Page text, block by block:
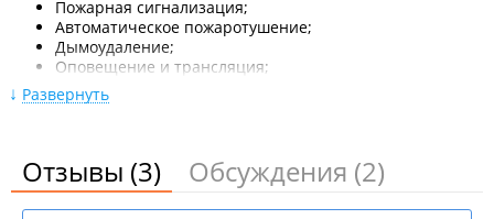
Пожарная сигнализация;
Автоматическое пожаротушение;
Дымоудаление;
Оповещение и трансляция;
Разработка планов эвакуации;
Испытание пожарного оборудования, водопровода.
Монтаж электропроводки;
Замена электропроводки;
Развернуть
Отзывы (3) Обсуждения (2)